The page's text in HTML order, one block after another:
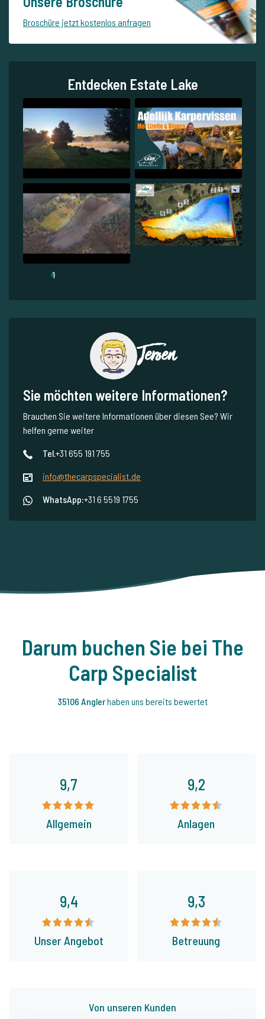
Broschüre jetzt kostenlos anfragen
Entdecken Estate Lake
1
Jeroen
Sie möchten weitere Informationen?
Brauchen Sie weitere Informationen über diesen See? Wir
helfen gerne weiter
Tel.+31 655 191 755
info@thecarpspecialist.de
WhatsApp:+31 6 5519 1755
Darum buchen Sie bei The
Carp Specialist
35106 Anglerhaben uns bereits bewertet
9,7
Allgemein
9,2
Anlagen
Von unseren Kunden
9,4
Unser Angebot
9,3
Betreuung